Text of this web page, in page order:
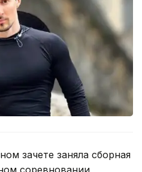
зачете заняла сборная